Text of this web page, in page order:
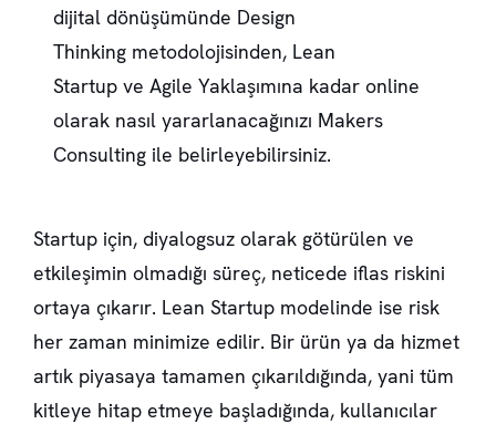
dijital dönüşümünde Design
Thinking metodolojisinden, Lean
Startup ve Agile Yaklaşımına kadar online
olarak nasıl yararlanacağınızı Makers
Consulting ile belirleyebilirsiniz.
Startup için, diyalogsuz olarak götürülen ve
etkileşimin olmadığı süreç, neticede iflas riskini
ortaya çıkarır. Lean Startup modelinde ise risk
her zaman minimize edilir. Bir ürün ya da hizmet
artık piyasaya tamamen çıkarıldığında, yani tüm
kitleye hitap etmeye başladığında, kullanıcılar